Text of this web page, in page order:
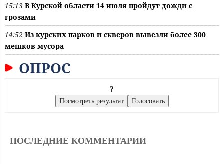
15:13 В Курской области 14 июля пройдут дожди с
грозами
14:52 Из курских парков и скверов вывезли более 300
мешков мусора
ОПРОС
?
ПОСЛЕДНИЕ КОММЕНТАРИИ